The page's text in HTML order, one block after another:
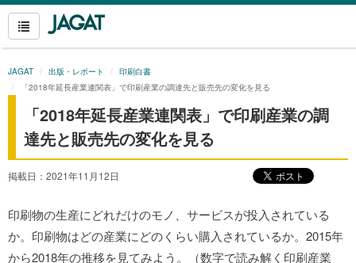
JAGAT 出版・レポート
印刷白書
「2018年延長産業連関表」で印刷産業の調達先と販売先の変化を見る
「2018年延長産業連関表」で印刷産業の調
達先と販売先の変化を見る
掲載日：2021年11月12日
印刷物の生産にどれだけのモノ、サービスが投入されている
か。印刷物はどの産業にどのくらい購入されているか。2015年
から2018年の推移を見てみよう。（数字で読み解く印刷産業